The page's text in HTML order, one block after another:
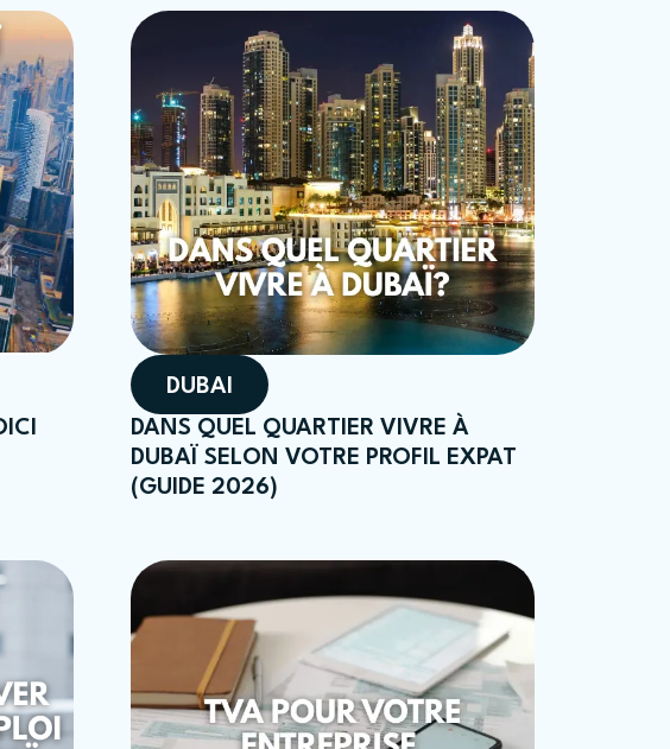
DUBAI
DANS QUEL QUARTIER VIVRE À
DUBAÏ SELON VOTRE PROFIL EXPAT
(GUIDE 2026)